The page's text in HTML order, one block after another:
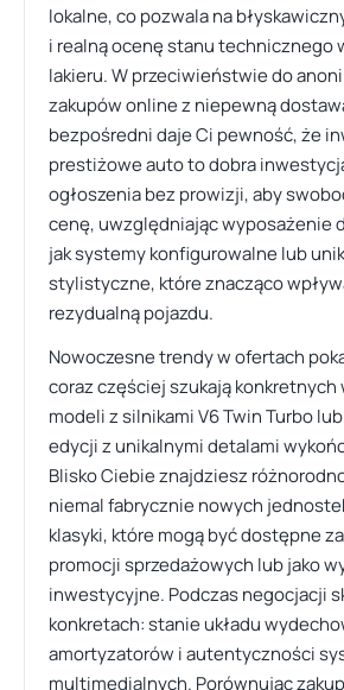
lokalne, co pozwala na
i realną ocenę stanu technicznego
lakieru. W przeciwieństwie do
zakupów online z niepewną
bezpośredni daje Ci pewność, że
prestiżowe auto to dobra
ogłoszenia bez prowizji, aby
cenę, uwzględniając wyposażenie
jak systemy konfigurowalne lub
stylistyczne, które znacząco
rezydualną pojazdu.
Nowoczesne trendy w ofertach
coraz częściej szukają konkretnych
modeli z silnikami V6 Twin Turbo
edycji z unikalnymi detalami
Blisko Ciebie znajdziesz
niemal fabrycznie nowych
klasyki, które mogą być dostępne
promocji sprzedażowych lub jako
inwestycyjne. Podczas negocjacji
konkretach: stanie układu
amortyzatorów i autentyczności
multimedialnych. Porównując